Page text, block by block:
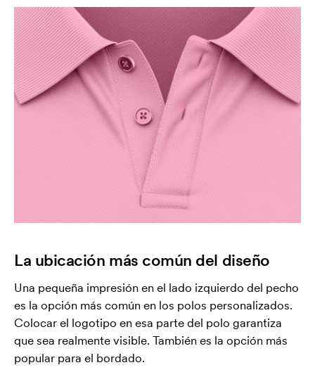
La ubicación más común del diseño
Una pequeña impresión en el lado izquierdo del pecho
es la opción más común en los polos personalizados.
Colocar el logotipo en esa parte del polo garantiza
que sea realmente visible. También es la opción más
popular para el bordado.